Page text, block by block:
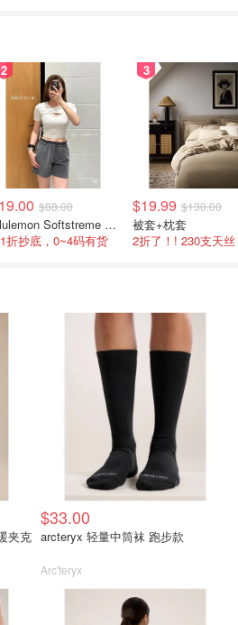
2
$88.00
lululemon Softstreme 女士高腰短裤 10cm
折抄底，0~4码有货
3
$19.99 $130.00
被套+枕套
2折了！! 230支天丝
夹克
$33.00
arcteryx 轻量中筒袜 跑步款
Arc'teryx